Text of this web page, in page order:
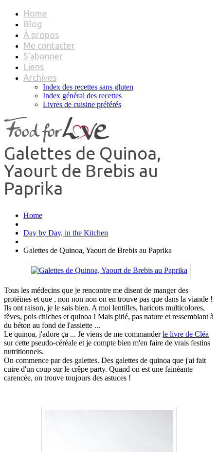
Home
Blog
À propos
Me contacter
S’abonner
Liens
Archives
Index des recettes sans gluten
Index général des recettes
Livres de cuisine préférés
Galettes de Quinoa,
Yaourt de Brebis au
Paprika
Home
Day by Day, in the Kitchen
Galettes de Quinoa, Yaourt de Brebis au Paprika
Tous les médecins que je rencontre me disent de manger des
protéines et que , non non non on en trouve pas que dans la viande !
Ils ont raison, je le sais bien. A moi lentilles, haricots multicolores,
fèves, pois chiches et quinoa ! Mais pitié, pas nature et ressemblant à
du béton au fond de l'assiette ...
Le quinoa, j'adore ça ... Je viens de me commanderle livre de Cléa
sur cette pseudo-céréale et je compte bien m'en faire de vrais festins
nutritionnels.
On commence par des galettes. Des galettes de quinoa que j'ai fait
cuire d'un coup sur le crêpe party. Quand on est une fainéante
carencée, on trouve toujours des astuces !